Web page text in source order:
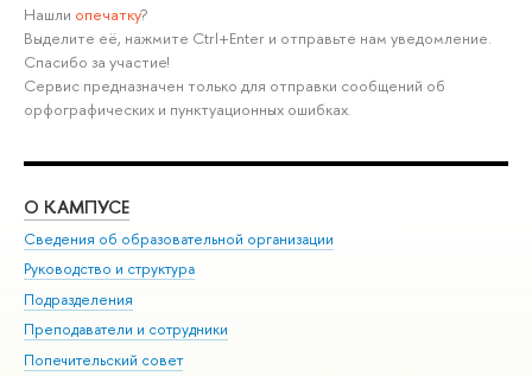
Нашли опечатку?
Выделите её, нажмите Ctrl+Enter и отправьте нам уведомление.
Спасибо за участие!
Сервис предназначен только для отправки сообщений об
орфографических и пунктуационных ошибках.
О КАМПУСЕ
Сведения об образовательной организации
Руководство и структура
Подразделения
Преподаватели и сотрудники
Попечительский совет